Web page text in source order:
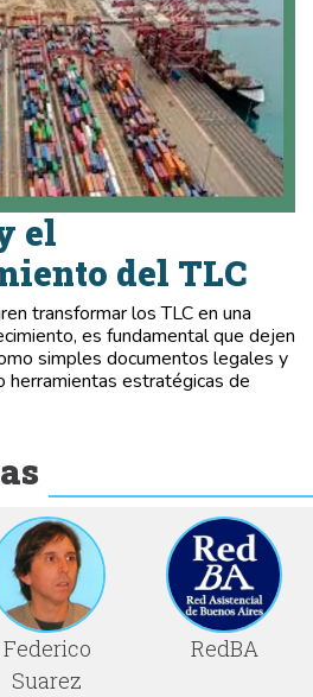
el
del TLC
transformar los TLC en una
es fundamental que dejen
simples documentos legales y
herramientas estratégicas de
Federico
Suarez
RedBA